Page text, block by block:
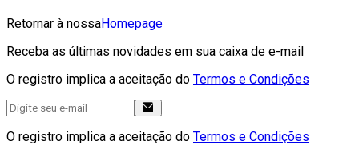
Retornar à nossaHomepage
Receba as últimas novidades em sua caixa de e-mail
O registro implica a aceitação do Termos e Condições
O registro implica a aceitação do Termos e Condições